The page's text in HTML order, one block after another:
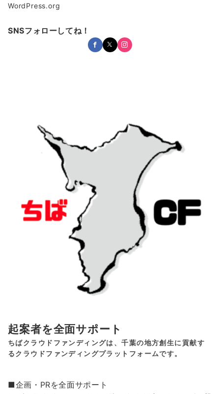
WordPress.org
SNSフォローしてね！
起案者を全面サポート
ちばクラウドファンディングは、千葉の地方創生に貢献す
るクラウドファンディングプラットフォームです。
■企画・PRを全面サポート